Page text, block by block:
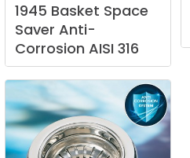
1945 Basket Space
Saver Anti-
Corrosion AISI 316